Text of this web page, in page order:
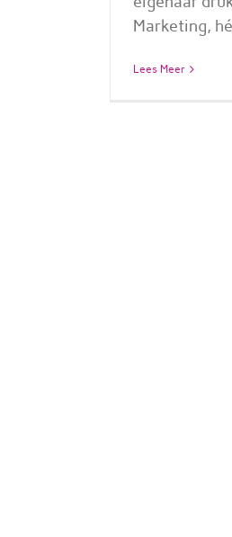
Marketing,
Lees Meer